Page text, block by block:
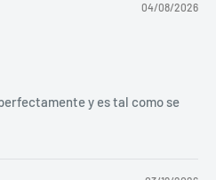
04/08/2026
y es tal como se